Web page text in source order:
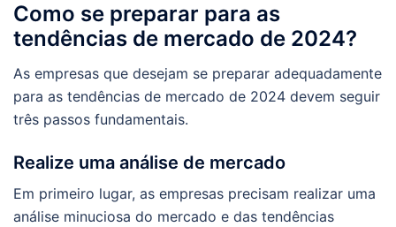
Como se preparar para as
tendências de mercado de 2024?
As empresas que desejam se preparar adequadamente
para as tendências de mercado de 2024 devem seguir
três passos fundamentais.
Realize uma análise de mercado
Em primeiro lugar, as empresas precisam realizar uma
análise minuciosa do mercado e das tendências